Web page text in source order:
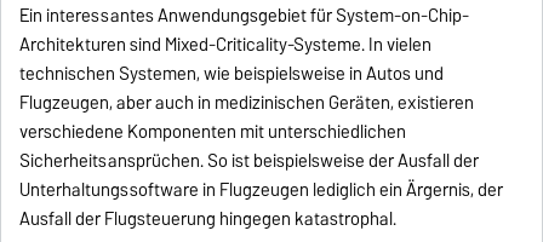
Ein interessantes Anwendungsgebiet für System-on-Chip-
Architekturen sind Mixed-Criticality-Systeme. In vielen
technischen Systemen, wie beispielsweise in Autos und
Flugzeugen, aber auch in medizinischen Geräten, existieren
verschiedene Komponenten mit unterschiedlichen
Sicherheitsansprüchen. So ist beispielsweise der Ausfall der
Unterhaltungssoftware in Flugzeugen lediglich ein Ärgernis, der
Ausfall der Flugsteuerung hingegen katastrophal.